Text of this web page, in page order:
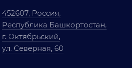
452607, Россия,
Республика Башкортостан,
г. Октябрьский,
ул. Северная, 60